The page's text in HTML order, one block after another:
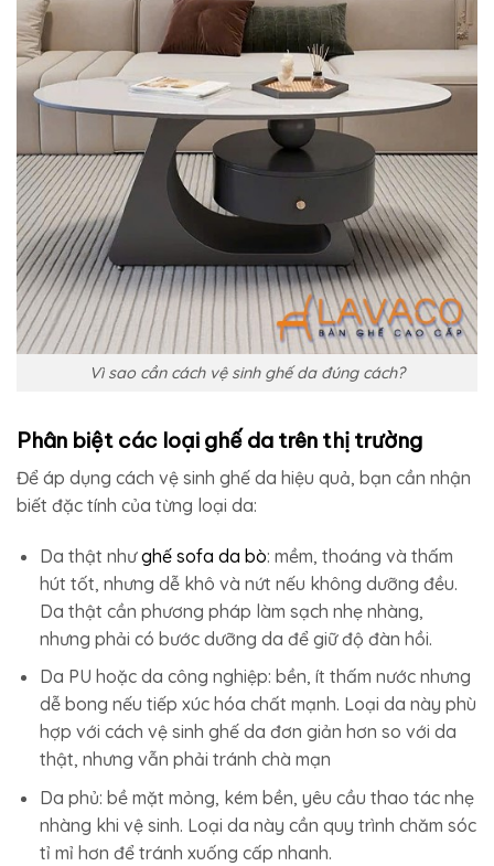
Vì sao cần cách vệ sinh ghế da đúng cách?
Phân biệt các loại ghế da trên thị trường
Để áp dụng cách vệ sinh ghế da hiệu quả, bạn cần nhận
biết đặc tính của từng loại da:
Da thật nhưghế sofa da bò: mềm, thoáng và thấm
hút tốt, nhưng dễ khô và nứt nếu không dưỡng đều.
Da thật cần phương pháp làm sạch nhẹ nhàng,
nhưng phải có bước dưỡng da để giữ độ đàn hồi.
Da PU hoặc da công nghiệp: bền, ít thấm nước nhưng
dễ bong nếu tiếp xúc hóa chất mạnh. Loại da này phù
hợp với cách vệ sinh ghế da đơn giản hơn so với da
thật, nhưng vẫn phải tránh chà mạn
Da phủ: bề mặt mỏng, kém bền, yêu cầu thao tác nhẹ
nhàng khi vệ sinh. Loại da này cần quy trình chăm sóc
tỉ mỉ hơn để tránh xuống cấp nhanh.